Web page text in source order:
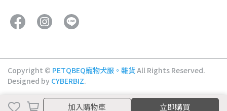
加入購物車
加入購物車 立即購買
Copyright © PETQBEQ寵物犬服。雜貨All Rights Reserved.
Designed by CYBERBIZ.